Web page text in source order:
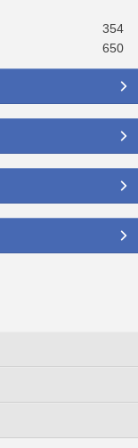
354
650